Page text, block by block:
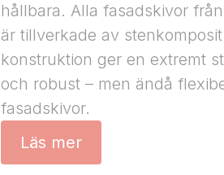
hållbara. Alla fasadskivor
är tillverkade av
konstruktion ger en extremt
och robust – men ändå
fasadskivor.
Läs mer